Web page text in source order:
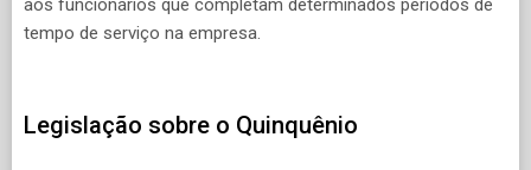
aos funcionários que completam determinados períodos de
tempo de serviço na empresa.
Legislação sobre o Quinquênio